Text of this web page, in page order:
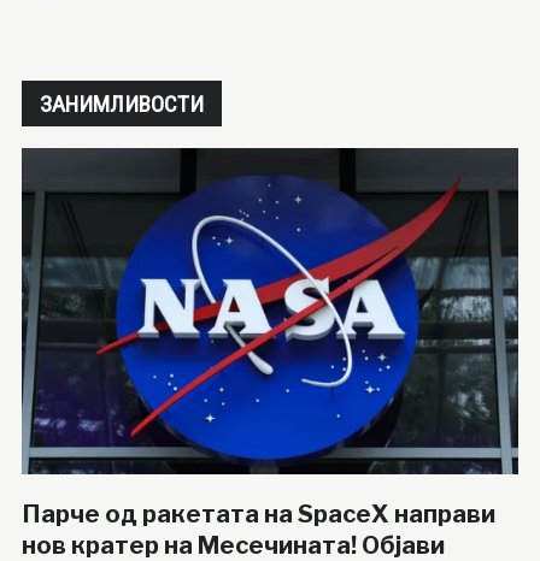
ЗАНИМЛИВОСТИ
Парче од ракетата на SpaceX направи
нов кратер на Месечината! Објави